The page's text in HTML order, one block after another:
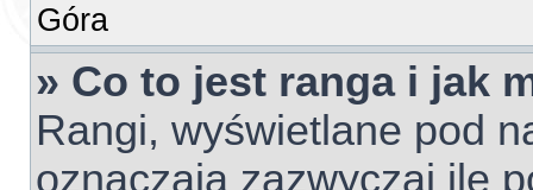
Góra
» Co to jest ranga i jak
Rangi, wyświetlane pod
oznaczają zazwyczaj ile